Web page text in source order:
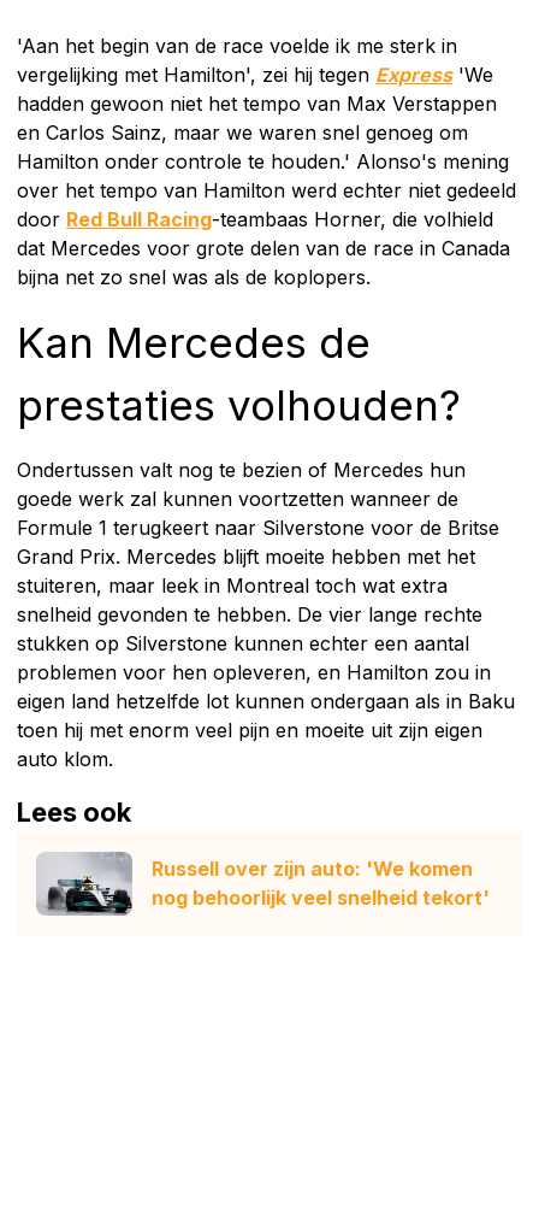
'Aan het begin van de race voelde ik me sterk in
vergelijking met Hamilton', zei hij tegen Express'We
hadden gewoon niet het tempo van Max Verstappen
en Carlos Sainz, maar we waren snel genoeg om
Hamilton onder controle te houden.' Alonso's mening
over het tempo van Hamilton werd echter niet gedeeld
door Red Bull Racing-teambaas Horner, die volhield
dat Mercedes voor grote delen van de race in Canada
bijna net zo snel was als de koplopers.
Kan Mercedes de
prestaties volhouden?
Ondertussen valt nog te bezien of Mercedes hun
goede werk zal kunnen voortzetten wanneer de
Formule 1 terugkeert naar Silverstone voor de Britse
Grand Prix. Mercedes blijft moeite hebben met het
stuiteren, maar leek in Montreal toch wat extra
snelheid gevonden te hebben. De vier lange rechte
stukken op Silverstone kunnen echter een aantal
problemen voor hen opleveren, en Hamilton zou in
eigen land hetzelfde lot kunnen ondergaan als in Baku
toen hij met enorm veel pijn en moeite uit zijn eigen
auto klom.
Lees ook
Russell over zijn auto: 'We komen
nog behoorlijk veel snelheid tekort'